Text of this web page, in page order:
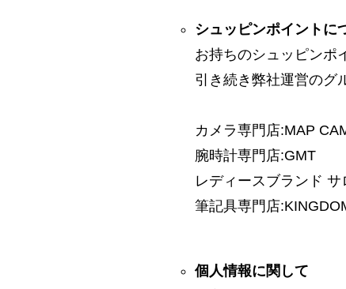
シュッピンポイントに
お持ちのシュッピンポ
引き続き弊社運営のグ
カメラ専門店:MAP
腕時計専門店:GMT
レディースブランド
筆記具専門店
個人情報に関して